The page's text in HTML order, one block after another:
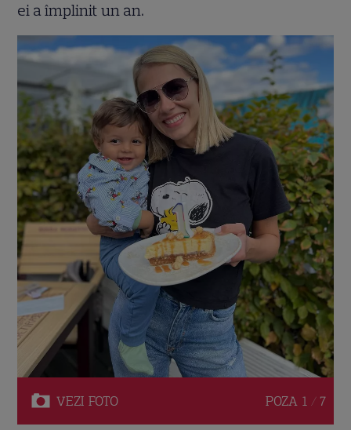
ei a împlinit un an.
VEZI FOTO POZA 1 / 7